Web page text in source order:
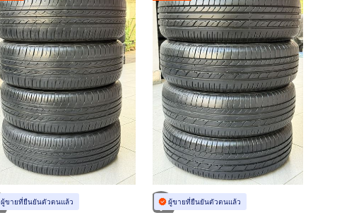
ผู้ขายที่ยืนยันตัวตนแล้ว ผู้ขายที่ยืนยันตัวตนแล้ว